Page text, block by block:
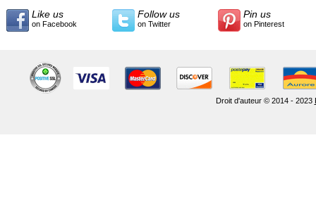
Like us
on Facebook
Follow us
on Twitter
Pin us
on Pinterest
Droit d'auteur © 2014 - 2023